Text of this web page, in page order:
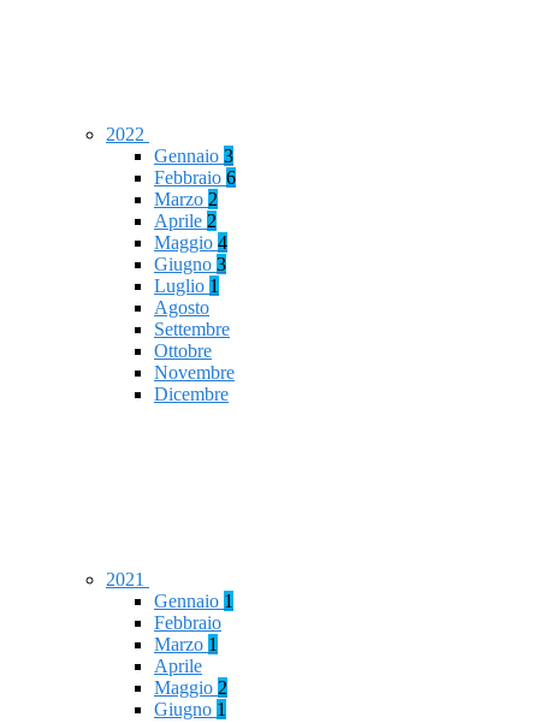
2022
Gennaio 3
Febbraio 6
Marzo 2
Aprile 2
Maggio 4
Giugno 3
Luglio 1
Agosto
Settembre
Ottobre
Novembre
Dicembre
2021
Gennaio 1
Febbraio
Marzo 1
Aprile
Maggio 2
Giugno 1